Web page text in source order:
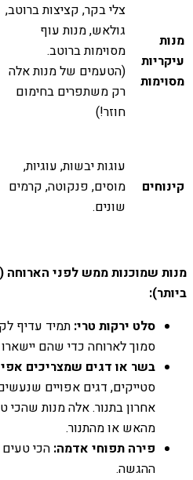
מנות
עיקריות
מסוימות
צלי בקר, קציצות ברוטב,
גולאש, מנות עוף
מסוימות ברוטב.
(הטעמים של מנות אלה
רק משתפרים בחימום
חוזר!)
קינוחים
עוגות יבשות, עוגיות,
מוסים, פנקוטה, קרמים
שונים.
מנות שמוכנות ממש לפני הארוחה
ביותר):
סלט ירקות טרי: תמיד עדיף
סמוך לארוחה כדי שהם יישארו
בשר או דגים שמצריכים
סטייקים, דגים אפויים
אחרון בתנור. אלה מנות שהכי
מהאש או מהתנור.
פירה תפוחי אדמה: הכי
ההגשה.